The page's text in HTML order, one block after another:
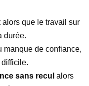
alors que le travail sur
durée.
manque de confiance,
sans recul alors